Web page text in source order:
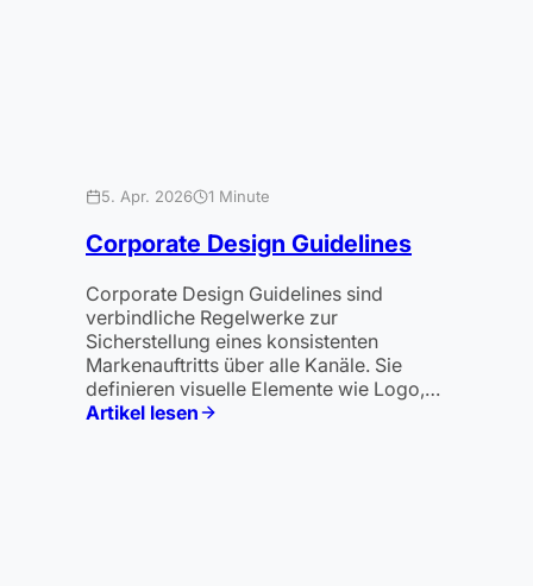
5. Apr. 2026 1 Minute
Corporate Design Guidelines
Corporate Design Guidelines sind
verbindliche Regelwerke zur
Sicherstellung eines konsistenten
Markenauftritts über alle Kanäle. Sie
definieren visuelle Elemente wie Logo,…
Artikel lesen
: